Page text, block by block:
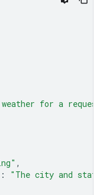
for a
,
:
"The city and